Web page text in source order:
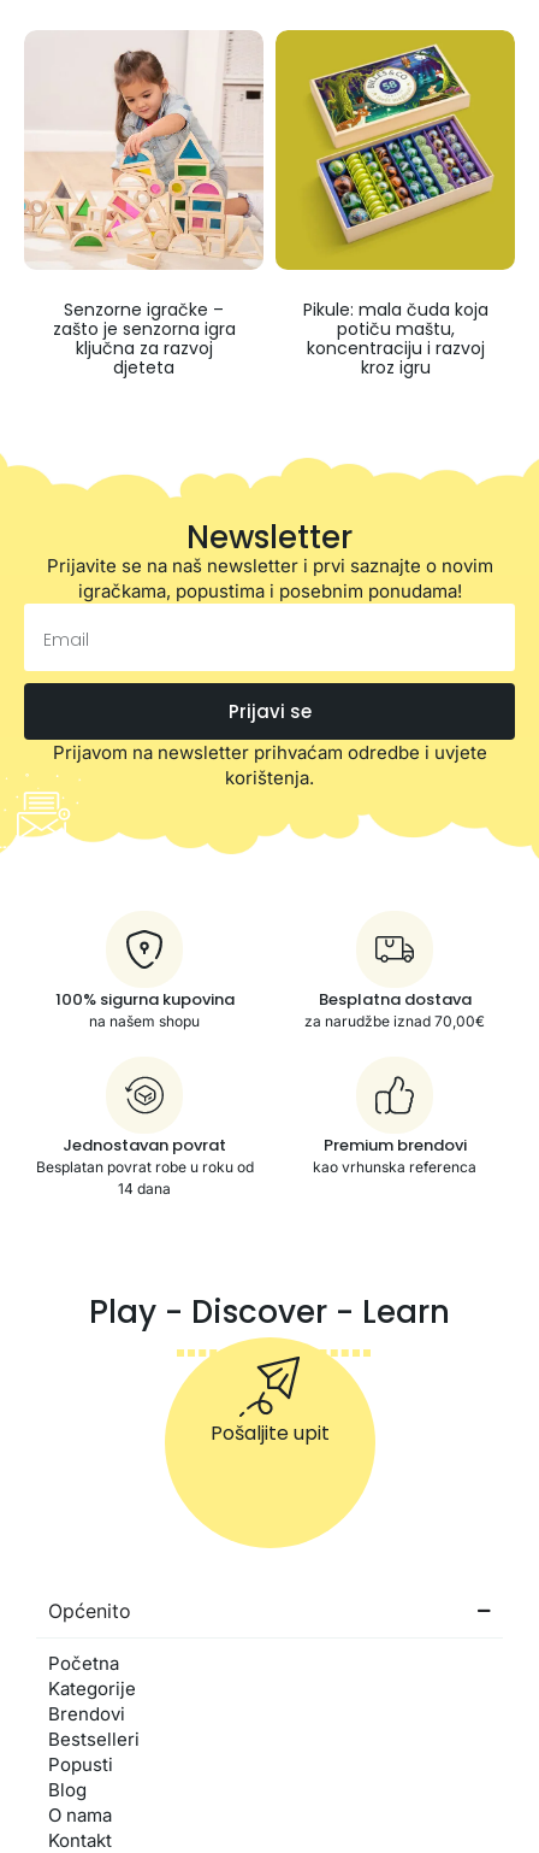
Senzorne igračke –
zašto je senzorna igra
ključna za razvoj
djeteta
Pikule: mala čuda koja
potiču maštu,
koncentraciju i razvoj
kroz igru
Newsletter
Prijavite se na naš newsletter i prvi saznajte o novim
igračkama, popustima i posebnim ponudama!
Prijavi se
Prijavom na newsletter prihvaćam odredbe i uvjete
korištenja.
100% sigurna kupovina
na našem shopu
Besplatna dostava
za narudžbe iznad 70,00€
Jednostavan povrat
Besplatan povrat robe u roku od
14 dana
Premium brendovi
kao vrhunska referenca
Play - Discover - Learn
Pošaljite upit
Općenito
Početna
Kategorije
Brendovi
Bestselleri
Popusti
Blog
O nama
Kontakt